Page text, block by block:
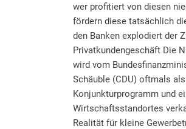
wer profitiert von diesen
fördern diese tatsächlich
den Banken explodiert der
Privatkundengeschäft Die
wird vom
Schäuble (CDU) oftmals
Konjunkturprogramm und
Wirtschaftsstandortes
Realität für kleine